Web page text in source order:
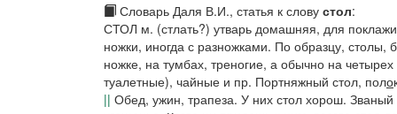
Словарь Даля В.И., статья к слову стол:
СТОЛ м. (стлать?) утварь домашняя, для
ножки, иногда с разножками. По образцу, столы,
ножке, на тумбах, треногие, а обычно на
туалетные), чайные и пр. Портняжный стол, поло
|| Обед, ужин, трапеза. У них стол хорош. Званый